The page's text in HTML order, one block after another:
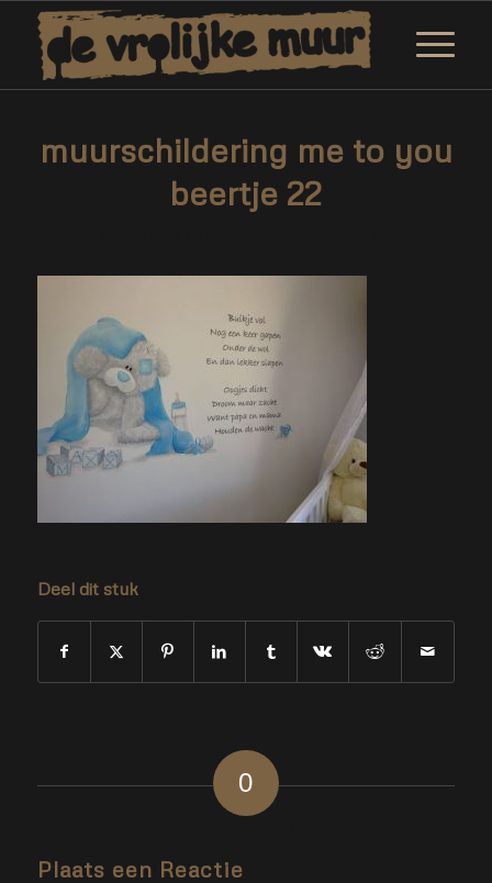
muurschildering me to you
beertje 22
Deel dit stuk
0
Plaats een Reactie